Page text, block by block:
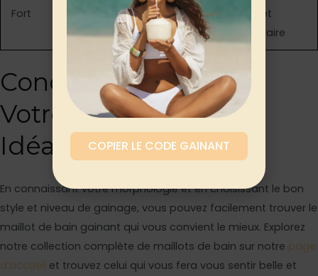
Fort
idéal pour un effet
ventre plat
pomme et
rectangulaire
Conclusion : Trouvez
Votre Maillot de Bain
Idéal
En connaissant votre morphologie et en choisissant le bon
style et niveau de gainage, vous pouvez facilement trouver le
maillot de bain gainant qui vous convient le mieux. Explorez
notre collection complète de maillots de bain sur notre page
d’accueil et trouvez celui qui vous fera vous sentir belle et
COPIER LE CODE GAINANT